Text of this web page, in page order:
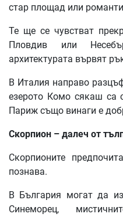
стар площад или
Те ще се чувстват
Пловдив или
архитектурата вървят
В Италия направо
езерото Комо сякаш са
Париж също винаги е
Скорпион – далеч от
Скорпионите
познава.
В България могат да
Синеморец,